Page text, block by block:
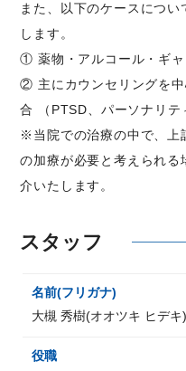
また、以下のケースにつ
します。
① 薬物・アルコール・ギ
② 主にカウンセリングを
合 （PTSD、パーソナリテ
※当院での治療の中で、上
の加療が必要と考えられ
介いたします。
スタッフ
名前(フリガナ)
大槻 秀樹(オオツキ ヒデキ)
役職